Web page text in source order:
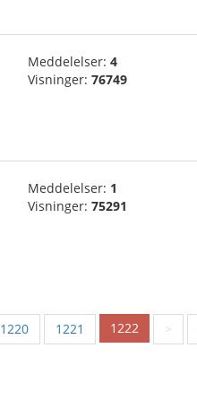
Meddelelser: 4
Visninger: 76749
Meddelelser: 1
Visninger: 75291
1220 1221 1222 >